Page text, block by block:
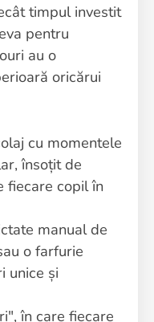
timpul investit
pentru
au o
oricărui
cu momentele
însoțit de
fiecare copil în
manual de
o farfurie
unice și
în care fiecare